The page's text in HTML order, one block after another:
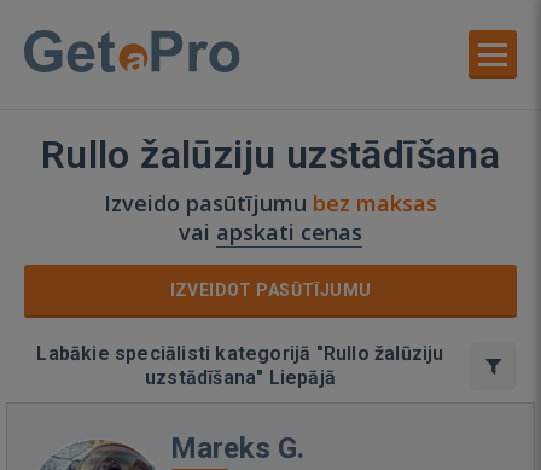
Rullo žalūziju uzstādīšana
Izveido pasūtījumu bez maksas
vai apskati cenas
IZVEIDOT PASŪTĪJUMU
Labākie speciālisti kategorijā "Rullo žalūziju
uzstādīšana" Liepājā
Mareks G.